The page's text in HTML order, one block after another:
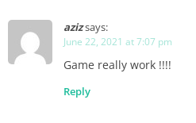
azizsays:
June 22, 2021 at 7:07 pm
Game really work !!!!
Reply